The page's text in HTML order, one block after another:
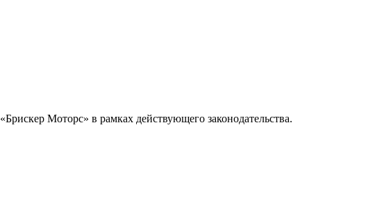
«Брискер Моторс» в рамках действующего законодательства.